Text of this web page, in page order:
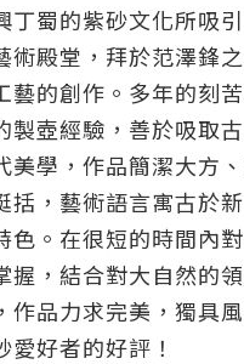
丁蜀的紫砂文化所吸
術殿堂，拜於范澤鋒
藝的創作。多年的刻
製壺經驗，善於吸取
美學，作品簡潔大方、
括，藝術語言寓古於
色。在很短的時間內
握，結合對大自然的
作品力求完美，獨具
好者的好評！